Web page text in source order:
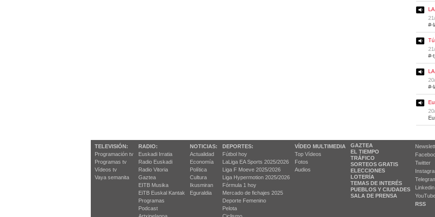
#-
#-
#-
TELEVISIÓN:
Programación tv
Programas tv
Vídeos tv
Vaya semanita
RADIO:
Euskadi Irratia
Radio Euskadi
Radio Vitoria
Gaztea
EITB Musika
EiTB Euskal Kantak
Programas
Podcast
NOTICIAS:
Actualidad
Economía
Política
Cultura
Ikusmiran
Eguraldia
DEPORTES:
Fútbol hoy
LaLiga EA Sports 2025/2026
Liga F Moeve 2025/2026
Liga Hypermotion 2025/2026
Fórmula 1 hoy
Mercado de fichajes 2025
Deporte Femenino
Pelota
VÍDEO MULTIMEDIA
Top Vídeos
Fotos
Audios
GAZTEA
EL TIEMPO
TRÁFICO
SORTEOS GRATIS
ELECCIONES
LOTERÍA
TEMAS DE INTERÉS
PUEBLOS Y CIUDADES
SALA DE PRENSA
Twitter
Linkedin
RSS